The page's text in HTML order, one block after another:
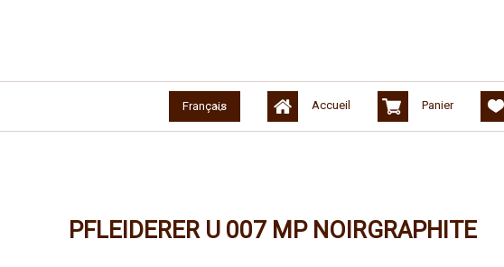
Français Accueil Panier
PFLEIDERER U 007 MP NOIRGRAPHITE